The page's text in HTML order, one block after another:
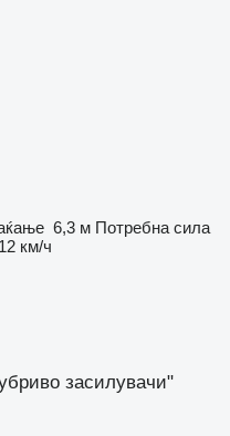
6,3 м Потребна сила
12 км/ч
засилувачи"